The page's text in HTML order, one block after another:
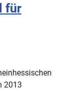
für
2013